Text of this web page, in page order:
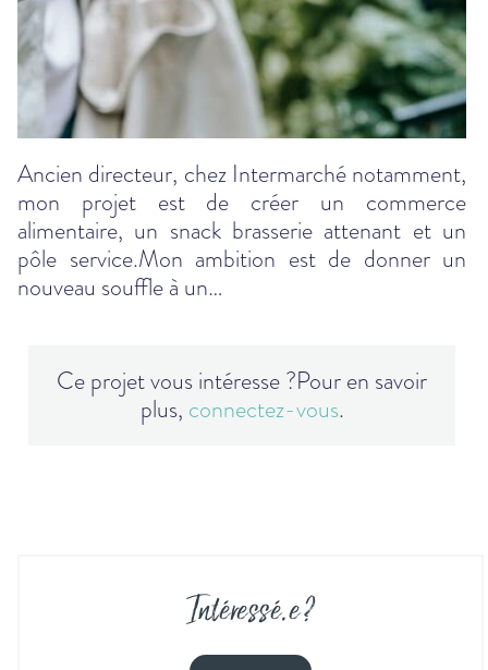
Ancien directeur, chez Intermarché notamment,
mon projet est de créer un commerce
alimentaire, un snack brasserie attenant et un
pôle service.Mon ambition est de donner un
nouveau souffle à un…
Ce projet vous intéresse ?Pour en savoir
plus, connectez-vous.
Intéressé.e ?